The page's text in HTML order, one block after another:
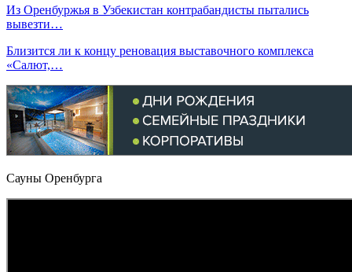
Из Оренбуржья в Узбекистан контрабандисты пытались
вывезти…
Близится ли к концу реновация выставочного комплекса
«Салют,…
Сауны Оренбурга